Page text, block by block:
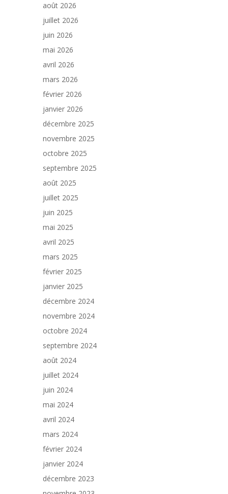
août 2026
juillet 2026
juin 2026
mai 2026
avril 2026
mars 2026
février 2026
janvier 2026
décembre 2025
novembre 2025
octobre 2025
septembre 2025
août 2025
juillet 2025
juin 2025
mai 2025
avril 2025
mars 2025
février 2025
janvier 2025
décembre 2024
novembre 2024
octobre 2024
septembre 2024
août 2024
juillet 2024
juin 2024
mai 2024
avril 2024
mars 2024
février 2024
janvier 2024
décembre 2023